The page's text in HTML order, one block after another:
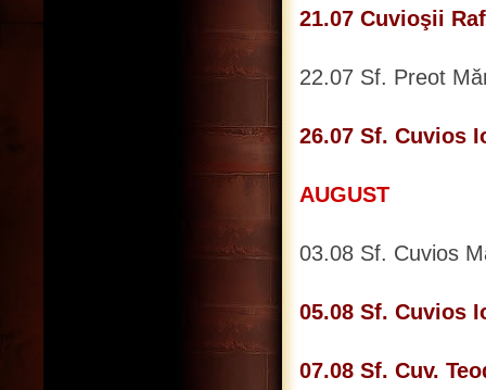
21.07 Cuvioşii
22.07 Sf. Preot
26.07 Sf. Cuvios
AUGUST
03.08 Sf. Cuvios
05.08 Sf. Cuvios
07.08 Sf. Cuv.